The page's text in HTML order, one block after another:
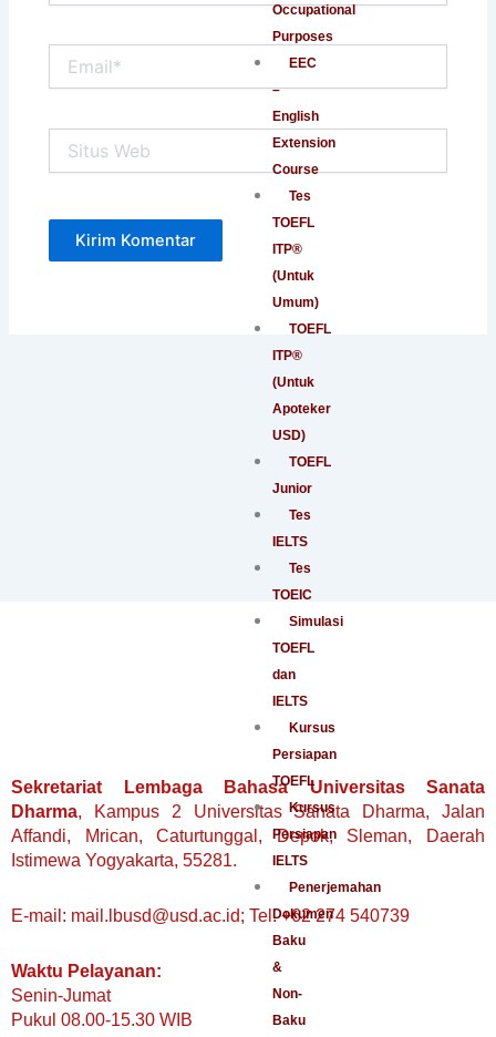
Occupational
Purposes
EEC
–
English
Extension
Course
Tes
TOEFL
ITP®
(Untuk
Umum)
TOEFL
ITP®
(Untuk
Apoteker
USD)
TOEFL
Junior
Tes
IELTS
Tes
TOEIC
Simulasi
TOEFL
dan
IELTS
Kursus
Persiapan
TOEFL
Kursus
Persiapan
IELTS
Penerjemahan
Dokumen
Baku
&
Non-
Baku
Web
Sekretariat Lembaga Bahasa Universitas Sanata
Dharma, Kampus 2 Universitas Sanata Dharma, Jalan
Affandi, Mrican, Caturtunggal, Depok, Sleman, Daerah
Istimewa Yogyakarta, 55281.
E-mail: mail.lbusd@usd.ac.id; Tel. +62 274 540739
Waktu Pelayanan:
Senin-Jumat
Pukul 08.00-15.30 WIB